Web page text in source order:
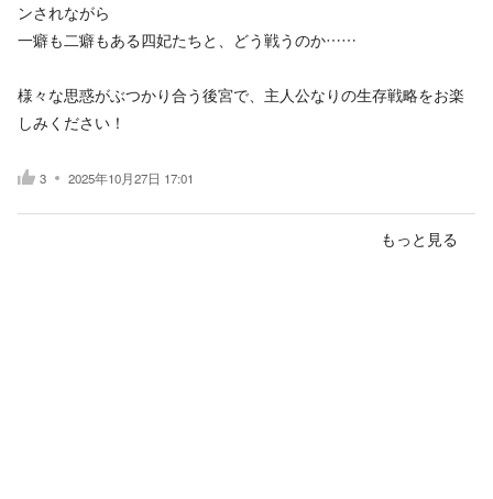
ンされながら
一癖も二癖もある四妃たちと、どう戦うのか……
様々な思惑がぶつかり合う後宮で、主人公なりの生存戦略をお楽
しみください！
3 2025年10月27日 17:01
もっと見る